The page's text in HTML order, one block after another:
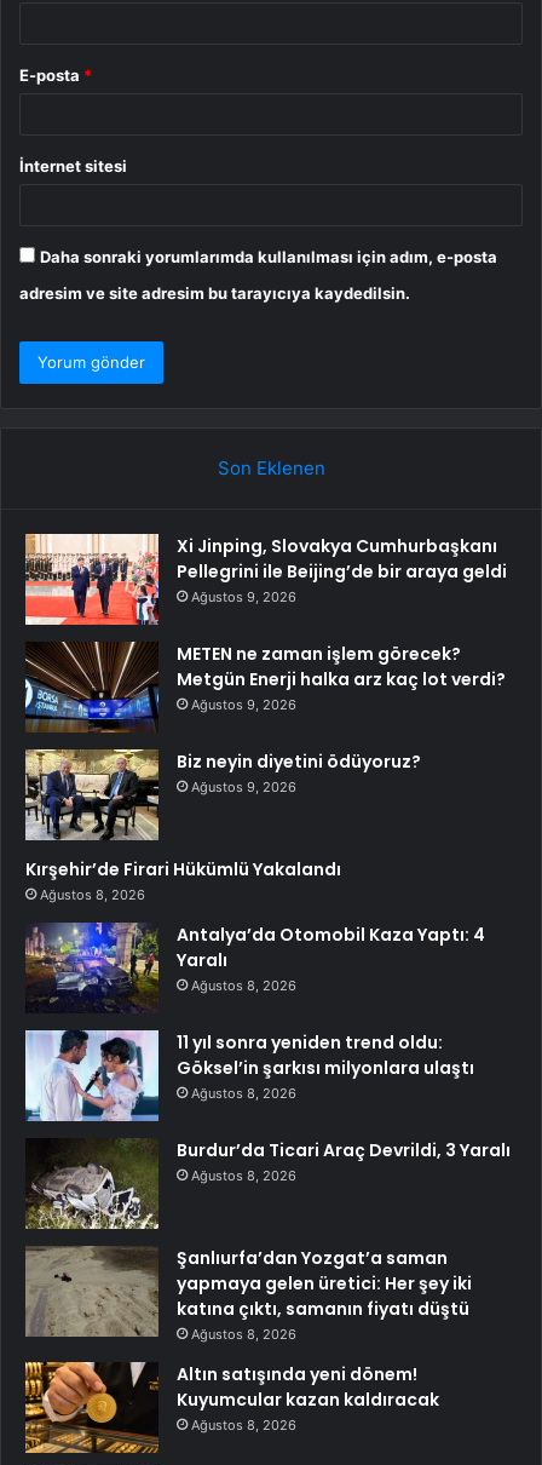
E-posta *
İnternet sitesi
Daha sonraki yorumlarımda kullanılması için adım, e-posta
adresim ve site adresim bu tarayıcıya kaydedilsin.
Son Eklenen
Xi Jinping, Slovakya Cumhurbaşkanı
Pellegrini ile Beijing’de bir araya geldi
Ağustos 9, 2026
METEN ne zaman işlem görecek?
Metgün Enerji halka arz kaç lot verdi?
Ağustos 9, 2026
Biz neyin diyetini ödüyoruz?
Ağustos 9, 2026
Kırşehir’de Firari Hükümlü Yakalandı
Ağustos 8, 2026
Antalya’da Otomobil Kaza Yaptı: 4
Yaralı
Ağustos 8, 2026
11 yıl sonra yeniden trend oldu:
Göksel’in şarkısı milyonlara ulaştı
Ağustos 8, 2026
Burdur’da Ticari Araç Devrildi, 3 Yaralı
Ağustos 8, 2026
Şanlıurfa’dan Yozgat’a saman
yapmaya gelen üretici: Her şey iki
katına çıktı, samanın fiyatı düştü
Ağustos 8, 2026
Altın satışında yeni dönem!
Kuyumcular kazan kaldıracak
Ağustos 8, 2026